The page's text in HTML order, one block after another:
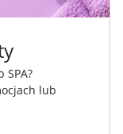
SPA?
lub